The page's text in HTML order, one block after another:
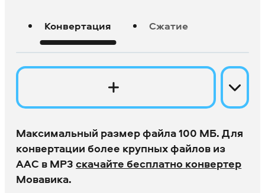
Конвертация Сжатие
Максимальный размер файла 100 МБ. Для
конвертации более крупных файлов из
AAC в MP3 скачайте бесплатно конвертер
Мовавика.